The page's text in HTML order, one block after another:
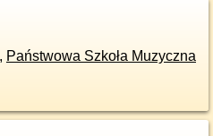
, Państwowa Szkoła Muzyczna